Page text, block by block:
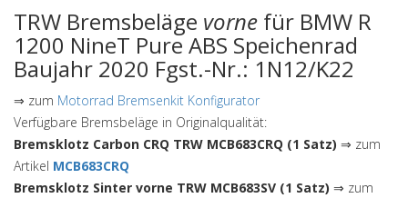
TRW Bremsbeläge vorne für BMW R
1200 NineT Pure ABS Speichenrad
Baujahr 2020 Fgst.-Nr.: 1N12/K22
⇒ zum Motorrad Bremsenkit Konfigurator
Verfügbare Bremsbeläge in Originalqualität:
Bremsklotz Carbon CRQ TRW MCB683CRQ (1 Satz) ⇒ zum
Artikel MCB683CRQ
Bremsklotz Sinter vorne TRW MCB683SV (1 Satz) ⇒ zum